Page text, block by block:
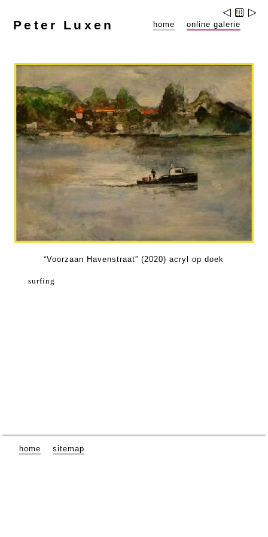
Peter Luxen home online galerie
“Voorzaan Havenstraat” (2020) acryl op doek
surfing
home sitemap